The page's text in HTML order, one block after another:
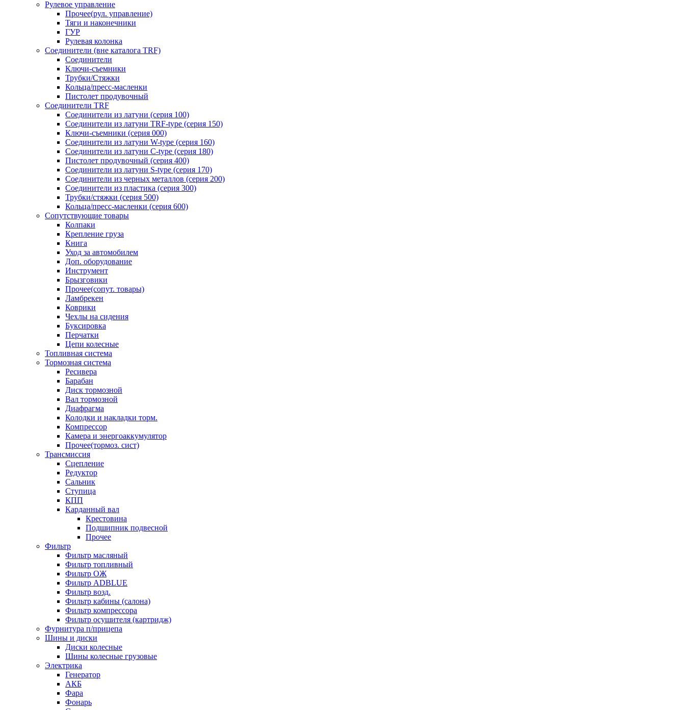
Рулевое управление
Прочее(рул. управление)
Тяги и наконечники
ГУР
Рулевая колонка
Соединители (вне каталога TRF)
Соединители
Ключи-cъемники
Трубки/Стяжки
Кольца/пресс-масленки
Пистолет продувочный
Соединители TRF
Соединители из латуни (серия 100)
Соединители из латуни TRF-type (серия 150)
Ключи-съемники (серия 000)
Соединители из латуни W-type (серия 160)
Соединители из латуни С-type (серия 180)
Пистолет продувочный (серия 400)
Соединители из латуни S-type (серия 170)
Соединители из черных металлов (серия 200)
Соединители из пластика (серия 300)
Трубки/стяжки (серия 500)
Кольца/пресс-масленки (серия 600)
Сопутствующие товары
Колпаки
Крепление груза
Книга
Уход за автомобилем
Доп. оборудование
Инструмент
Брызговики
Прочее(сопут. товары)
Ламбрекен
Коврики
Чехлы на сидения
Буксировка
Перчатки
Цепи колесные
Топливная система
Тормозная система
Ресивера
Барабан
Диск тормозной
Вал тормозной
Диафрагма
Колодки и накладки торм.
Компрессор
Камера и энергоаккумулятор
Прочее(тормоз. сист)
Трансмиссия
Сцепление
Редуктор
Сальник
Ступица
КПП
Карданный вал
Крестовина
Подшипник подвесной
Прочее
Фильтр
Фильтр масляный
Фильтр топливный
Фильтр ОЖ
Фильтр ADBLUE
Фильтр возд.
Фильтр кабины (салона)
Фильтр компрессора
Фильтр осушителя (картридж)
Фурнитура п/прицепа
Шины и диски
Диски колесные
Шины колесные грузовые
Электрика
Генератор
АКБ
Фара
Фонарь